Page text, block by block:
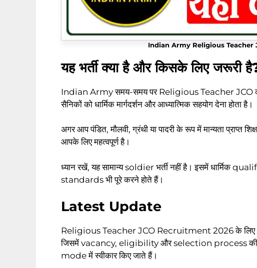
Indian Army Religious Teacher
यह भर्ती क्या है और किसके लिए जरूरी
Indian Army समय-समय पर Religious Teacher JCO की
सैनिकों को धार्मिक मार्गदर्शन और आध्यात्मिक सहयोग देना होता है।
अगर आप पंडित, मौलवी, ग्रंथी या पादरी के रूप में मान्यता प्राप्त
आपके लिए महत्वपूर्ण है।
ध्यान रखें, यह सामान्य soldier भर्ती नहीं है। इसमें धार्मिक
standards भी पूरे करने होते हैं।
Latest Update
Religious Teacher JCO Recruitment 2026 के लिए
जिसमें vacancy, eligibility और selection process की
mode में स्वीकार किए जाते हैं।